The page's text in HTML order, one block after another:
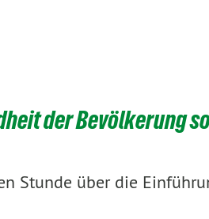
der Bevölkerung
Stunde über die